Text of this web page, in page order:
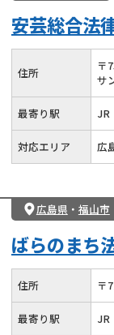
安芸総合法
住所 〒
サ
最寄り駅 JR
対応エリア 広
広島県 ・ 福山市
ばらのまち
住所 〒
最寄り駅 JR